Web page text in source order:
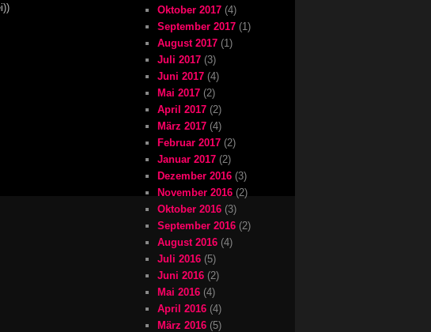
Oktober 2017 (4)
September 2017 (1)
August 2017 (1)
Juli 2017 (3)
Juni 2017 (4)
Mai 2017 (2)
April 2017 (2)
März 2017 (4)
Februar 2017 (2)
Januar 2017 (2)
Dezember 2016 (3)
November 2016 (2)
Oktober 2016 (3)
September 2016 (2)
August 2016 (4)
Juli 2016 (5)
Juni 2016 (2)
Mai 2016 (4)
April 2016 (4)
März 2016 (5)